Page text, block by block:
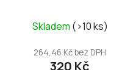
Skladem (>10 ks)
264,46 Kč bez DPH
320 Kč